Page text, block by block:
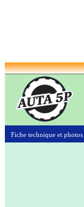
Fiche technique et photos